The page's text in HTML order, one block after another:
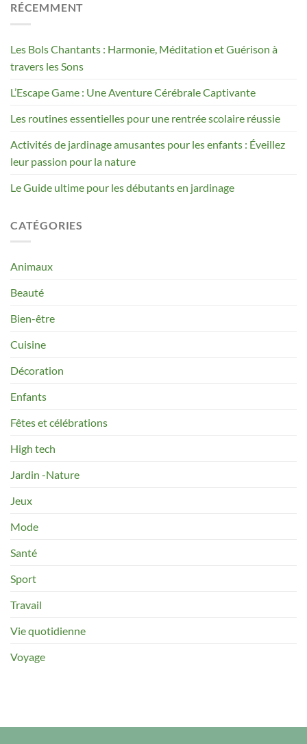
RÉCEMMENT
Les Bols Chantants : Harmonie, Méditation et Guérison à
travers les Sons
L’Escape Game : Une Aventure Cérébrale Captivante
Les routines essentielles pour une rentrée scolaire réussie
Activités de jardinage amusantes pour les enfants : Éveillez
leur passion pour la nature
Le Guide ultime pour les débutants en jardinage
CATÉGORIES
Animaux
Beauté
Bien-être
Cuisine
Décoration
Enfants
Fêtes et célébrations
High tech
Jardin -Nature
Jeux
Mode
Santé
Sport
Travail
Vie quotidienne
Voyage